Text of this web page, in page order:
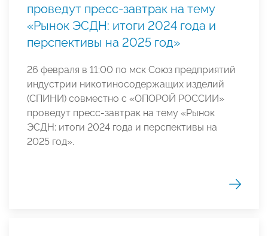
проведут пресс-завтрак на тему
«Рынок ЭСДН: итоги 2024 года и
перспективы на 2025 год»
26 февраля в 11:00 по мск Союз предприятий
индустрии никотиносодержащих изделий
(СПИНИ) совместно с «ОПОРОЙ РОССИИ»
проведут пресс-завтрак на тему «Рынок
ЭСДН: итоги 2024 года и перспективы на
2025 год».